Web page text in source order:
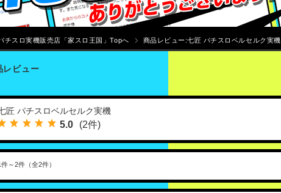
チスロ実機販売店「家スロ王国」Topへ 商品レビュー:七匠 パチスロベルセルク実機
レビュー
匠 パチスロベルセルク実機
5.0 (2件)
件～2件（全2件）